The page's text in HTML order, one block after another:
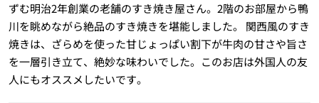
ずむ明治2年創業の老舗のすき焼き屋さん。2階のお部屋から鴨
川を眺めながら絶品のすき焼きを堪能しました。 関西風のすき
焼きは、ざらめを使った甘じょっぱい割下が牛肉の甘さや旨さ
を一層引き立て、絶妙な味わいでした。このお店は外国人の友
人にもオススメしたいです。